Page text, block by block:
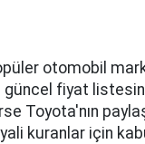
otomobil
güncel fiyat
Toyota'nın
kuranlar için